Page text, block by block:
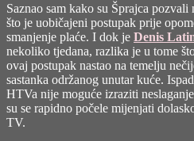
Saznao sam kako su Šprajca pozvali
što je uobičajeni postupak prije
smanjenje plaće. I dok je Denis
nekoliko tjedana, razlika je u tome
ovaj postupak nastao na temelju
sastanka održanog unutar kuće.
HTVa nije moguće izraziti
su se rapidno počele mijenjati
TV.